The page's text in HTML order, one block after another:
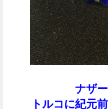
ナザ
トルコに紀元